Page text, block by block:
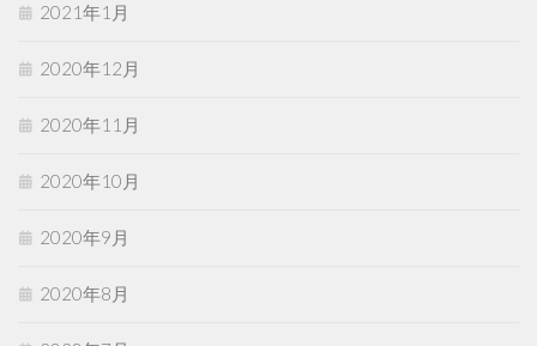
2021年1月
2020年12月
2020年11月
2020年10月
2020年9月
2020年8月